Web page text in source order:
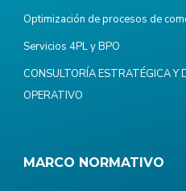
Optimización de procesos de
Servicios 4PL y BPO
CONSULTORÍA ESTRATÉGICA Y
OPERATIVO
MARCO NORMATIVO